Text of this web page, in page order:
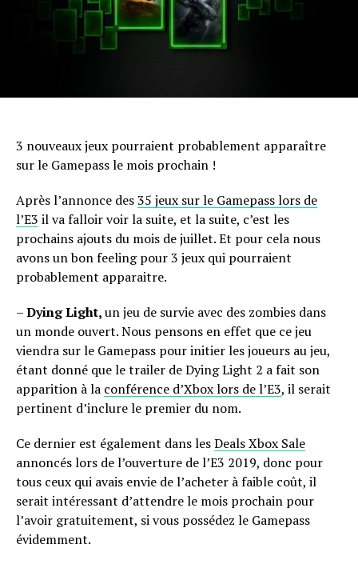
3 nouveaux jeux pourraient probablement apparaître
sur le Gamepass le mois prochain !
Après l’annonce des35 jeux sur le Gamepass lors de
l’E3 il va falloir voir la suite, et la suite, c’est les
prochains ajouts du mois de juillet. Et pour cela nous
avons un bon feeling pour 3 jeux qui pourraient
probablement apparaitre.
–Dying Light,un jeu de survie avec des zombies dans
un monde ouvert. Nous pensons en effet que ce jeu
viendra sur le Gamepass pour initier les joueurs au jeu,
étant donné que le trailer de Dying Light 2 a fait son
apparition à la conférence d’Xbox lors de l’E3, il serait
pertinent d’inclure le premier du nom.
Ce dernier est également dans lesDeals Xbox Sale
annoncés lors de l’ouverture de l’E3 2019, donc pour
tous ceux qui avais envie de l’acheter à faible coût, il
serait intéressant d’attendre le mois prochain pour
l’avoir gratuitement, si vous possédez le Gamepass
évidemment.